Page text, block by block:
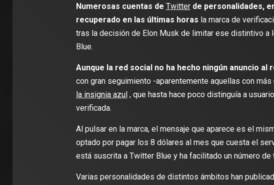
Numerosas cuentas de Twitter de personalidades,
recuperado en las últimas horas la marca de
tras la decisión de Elon Musk de limitar ese distintivo
Blue.
Aunque la red social no ha hecho ningún anuncio al
con gran seguimiento -aparentemente aquellas con
la insignia azul, que hasta hace poco distinguía a
verificada.
Al pulsar en la marca, el mensaje que aparece es el
optado por pagar los 8 dólares al mes que cuesta el
está suscrita a Twitter Blue y ha facilitado un número de
Varias personalidades de distintos ámbitos han
2 min de lectura